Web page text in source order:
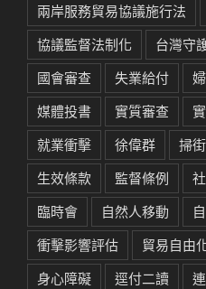
兩岸服務貿易協議施行法
協議監督法制化
台灣守
國會審查
失業給付
媒體投書
實質審查
就業衝擊
徐偉群 掃街
生效條款
監督條例
臨時會
自然人移動
衝擊影響評估
貿易自由
身心障礙
逕付二讀